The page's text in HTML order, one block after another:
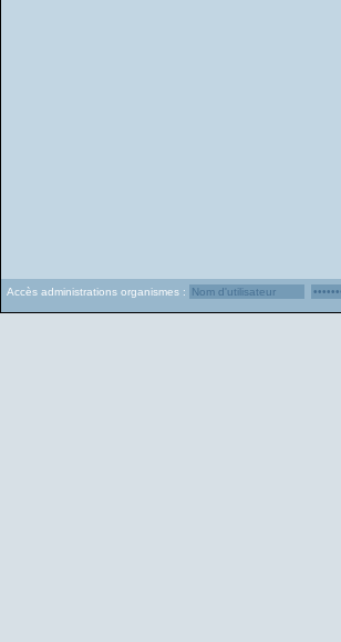
Accès administrations organismes :